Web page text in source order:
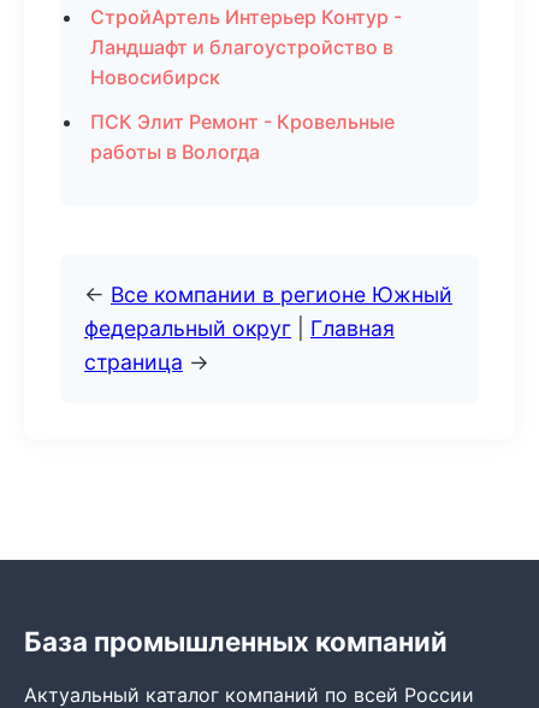
СтройАртель Интерьер Контур -
Ландшафт и благоустройство в
Новосибирск
ПСК Элит Ремонт - Кровельные
работы в Вологда
← Все компании в регионе Южный
федеральный округ
Главная
страница →
База промышленных компаний
Актуальный каталог компаний по всей России